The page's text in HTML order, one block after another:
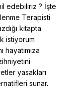
edebiliriz ? İşte
Terapisti
kitapta
istiyorum
hayatımıza
yasakları
sunar.